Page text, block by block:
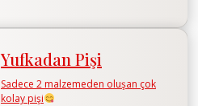
Yufkadan Pişi
Sadece 2 malzemeden oluşan çok
kolay pişi